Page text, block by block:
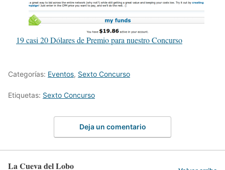
19 casi 20 Dólares de Premio para nuestro Concurso
Categorías: Eventos, Sexto Concurso
Etiquetas: Sexto Concurso
Deja un comentario
La Cueva del Lobo